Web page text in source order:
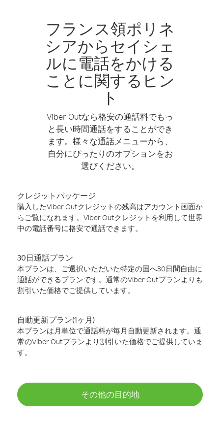
フランス領ポリネ
シアからセイシェ
ルに電話をかける
ことに関するヒン
ト
Viber Outなら格安の通話料でもっ
と長い時間通話をすることができ
ます。様々な通話メニューから、
自分にぴったりのオプションをお
選びください。
クレジットパッケージ
購入したViber Outクレジットの残高はアカウント画面か
らご覧になれます。Viber Outクレジットを利用して世界
中の電話番号に格安で通話できます。
30日通話プラン
本プランは、ご選択いただいた特定の国へ30日間自由に
通話ができるプランです。通常のViber Outプランよりも
割引いた価格でご提供しています。
自動更新プラン(1ヶ月)
本プランは月単位で通話料が毎月自動更新されます。通
常のViber Outプランより割引いた価格でご提供していま
す。
その他の目的地